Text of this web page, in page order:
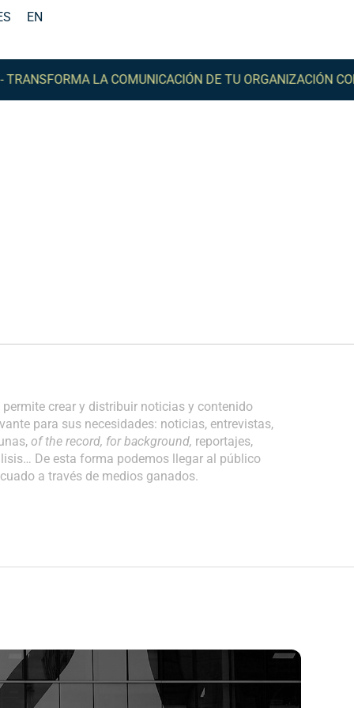
EN
LA COMUNICACIÓN DE TU ORGANIZACIÓN CON
permite crear y distribuir noticias y contenido
para sus necesidades: noticias, entrevistas,
of the record, for background, reportajes,
De esta forma podemos llegar al público
a través de medios ganados.